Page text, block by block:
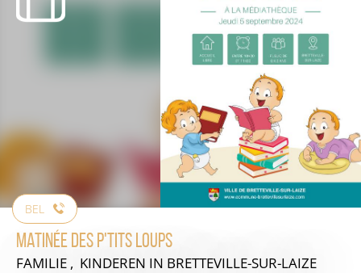
BEL
Matinée des P'tits Loups
FAMILIE , KINDEREN IN BRETTEVILLE-SUR-LAIZE